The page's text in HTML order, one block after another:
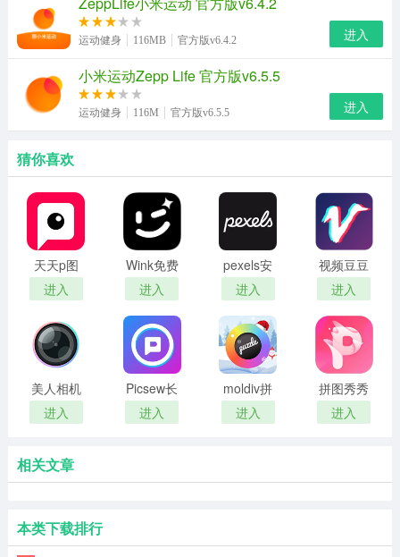
运动健身 116MB 官方版v6.4.2 进入
小米运动Zepp Life 官方版v6.5.5
运动健身 116M 官方版v6.5.5 进入
猜你喜欢
天天p图
app手机
版
进入
Wink免费
版
进入
pexels安
卓版
进入
视频豆豆
进入
美人相机
免费版
进入
Picsew长
拼图
进入
moldiv拼
图相机
进入
拼图秀秀
进入
相关文章
本类下载排行